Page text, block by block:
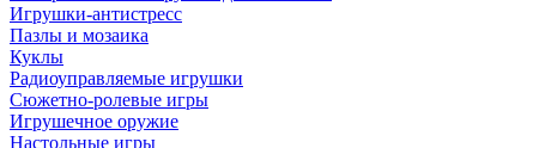
Игрушки-антистресс
Пазлы и мозаика
Куклы
Радиоуправляемые игрушки
Сюжетно-ролевые игры
Игрушечное оружие
Настольные игры